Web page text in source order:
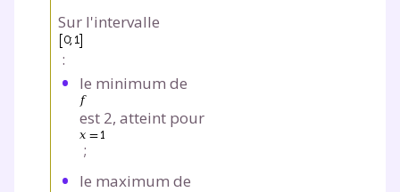
Sur l'intervalle
:
le minimum de
est 2, atteint pour
;
le maximum de